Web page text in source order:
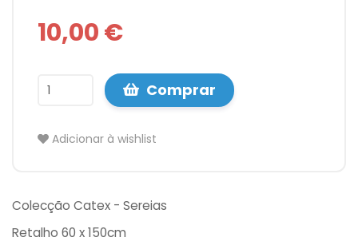
10,00 €
Comprar
Adicionar à wishlist
Colecção Catex - Sereias
Retalho 60 x 150cm